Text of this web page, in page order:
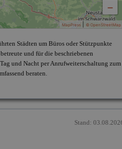
−
MapPress © OpenStreetMap
Städten um Büros oder Stützpunkte
und für die beschriebenen
und Nacht per Anrufweiterschaltung zum
beraten.
Stand: